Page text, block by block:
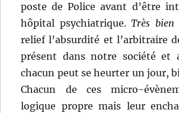
poste de Police avant d’être
hôpital psychiatrique.Très bien
relief l’absurdité et l’arbitraire
présent dans notre société et
chacun peut se heurter un jour,
Chacun de ces micro-
logique propre mais leur